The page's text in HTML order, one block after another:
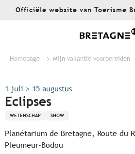
AllerOfficiële website van Toerisme
Homepage Mijn vakantie voorbereiden
1 juli > 15 augustus
Eclipses
WETENSCHAP SHOW
Planétarium de Bretagne, Route du
Pleumeur-Bodou